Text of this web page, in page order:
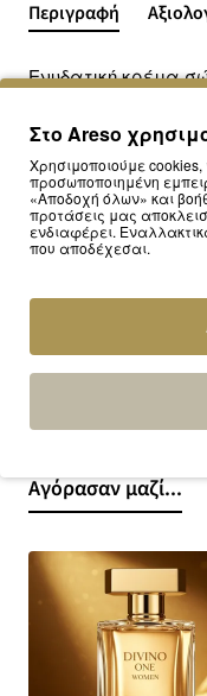
Περιγραφή
Ενυδατική κρέμα
Δίνει στην
αγαπημένου σας
και σας χαρίζει
Απορροφάται
αφήνει πάνω του
Διατίθεται στις
Αγόρασαν μαζί...
Στο Areso
Χρησιμοποιούμε
προσωποποιημένη
«Αποδοχή όλων» και
προτάσεις μας
ενδιαφέρει.
που αποδέχεσαι.